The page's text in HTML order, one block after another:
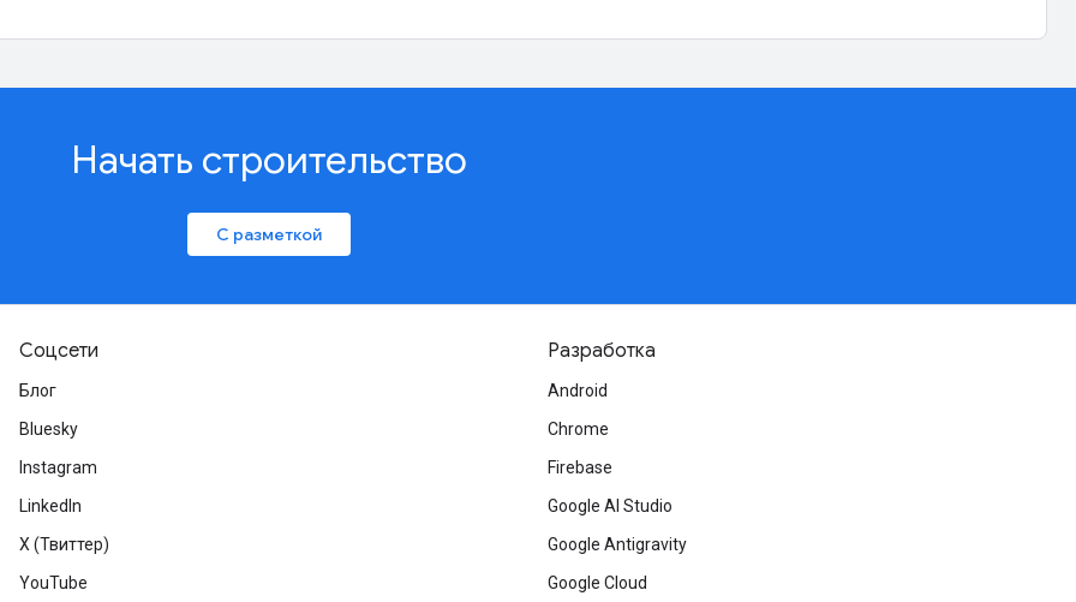
Начать строительство
С разметкой
Соцсети
Блог
Bluesky
Instagram
LinkedIn
X (Твиттер)
YouTube
Разработка
Android
Chrome
Firebase
Google AI Studio
Google Antigravity
Google Cloud